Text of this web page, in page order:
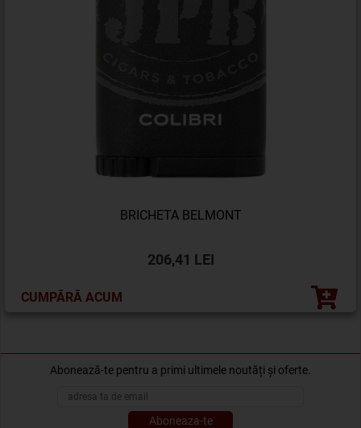
BRICHETA BELMONT
206,41 LEI
CUMPĂRĂ ACUM
Abonează-te pentru a primi ultimele noutăți și oferte.